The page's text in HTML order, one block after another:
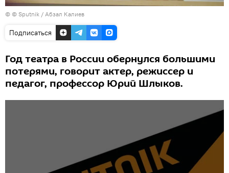
© © Sputnik / Абзал Калиев
Подписаться
Год театра в России обернулся большими
потерями, говорит актер, режиссер и
педагог, профессор Юрий Шлыков.